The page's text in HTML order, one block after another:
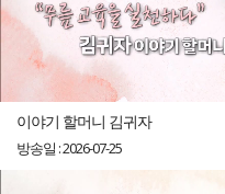
이야기 할머니 김귀자
방송일 : 2026-07-25